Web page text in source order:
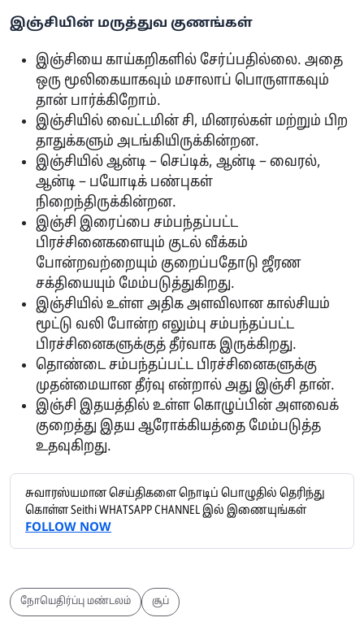
​இஞ்சியின் மருத்துவ குணங்கள்
இஞ்சியை காய்கறிகளில் சேர்ப்பதில்லை. அதை
ஒரு மூலிகையாகவும் மசாலாப் பொருளாகவும்
தான் பார்க்கிறோம்.
இஞ்சியில் வைட்டமின் சி, மினரல்கள் மற்றும் பிற
தாதுக்களும் அடங்கியிருக்கின்றன.
இஞ்சியில் ஆன்டி – செப்டிக், ஆன்டி – வைரல்,
ஆன்டி – பயோடிக் பண்புகள்
நிறைந்திருக்கின்றன.
இஞ்சி இரைப்பை சம்பந்தப்பட்ட
பிரச்சினைகளையும் குடல் வீக்கம்
போன்றவற்றையும் குறைப்பதோடு ஜீரண
சக்தியையும் மேம்படுத்துகிறது.
இஞ்சியில் உள்ள அதிக அளவிலான கால்சியம்
மூட்டு வலி போன்ற எலும்பு சம்பந்தப்பட்ட
பிரச்சினைகளுக்குத் தீர்வாக இருக்கிறது.
தொண்டை சம்பந்தப்பட்ட பிரச்சினைகளுக்கு
முதன்மையான தீர்வு என்றால் அது இஞ்சி தான்.
இஞ்சி இதயத்தில் உள்ள கொழுப்பின் அளவைக்
குறைத்து இதய ஆரோக்கியத்தை மேம்படுத்த
உதவுகிறது.
சுவாரஸ்யமான செய்திகளை நொடிப் பொழுதில் தெரிந்து
கொள்ள Seithi WHATSAPP CHANNEL இல் இணையுங்கள்
FOLLOW NOW
நோயெதிர்ப்பு மண்டலம் சூப்